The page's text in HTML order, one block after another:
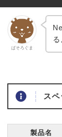
ぱそろぐま
る
ス
製品名